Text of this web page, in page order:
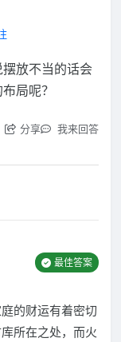
放不当的话会
局呢？
分享 我来回答
最佳答案
的财运有着密切
所在之处，而火